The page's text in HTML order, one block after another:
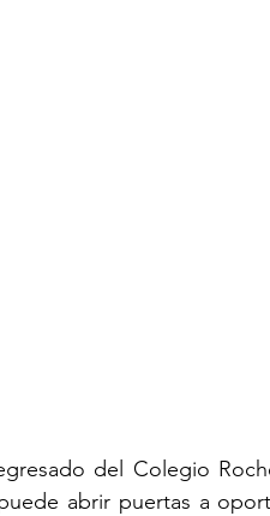
del Colegio
abrir puertas a